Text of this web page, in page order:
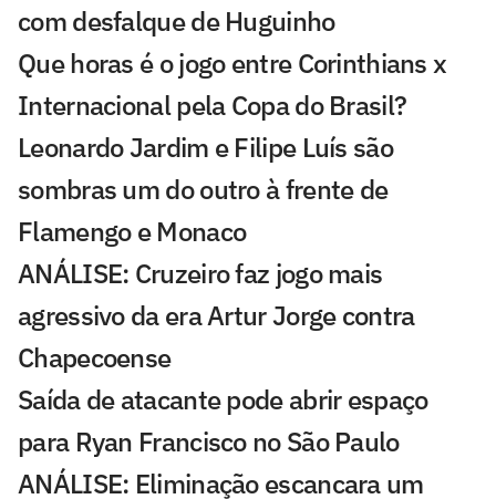
com desfalque de Huguinho
Que horas é o jogo entre Corinthians x
Internacional pela Copa do Brasil?
Leonardo Jardim e Filipe Luís são
sombras um do outro à frente de
Flamengo e Monaco
ANÁLISE: Cruzeiro faz jogo mais
agressivo da era Artur Jorge contra
Chapecoense
Saída de atacante pode abrir espaço
para Ryan Francisco no São Paulo
ANÁLISE: Eliminação escancara um